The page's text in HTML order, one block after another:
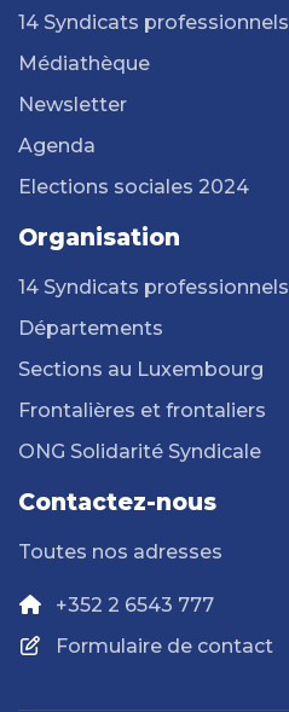
14 Syndicats professionnels
Médiathèque
Newsletter
Agenda
Elections sociales 2024
Organisation
14 Syndicats professionnels
Départements
Sections au Luxembourg
Frontalières et frontaliers
ONG Solidarité Syndicale
Contactez-nous
Toutes nos adresses
+352 2 6543 777
Formulaire de contact